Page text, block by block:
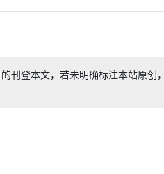
刊登本文，若未明确标注本站原创